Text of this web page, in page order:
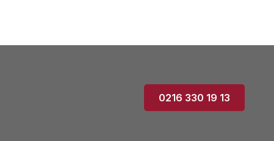
0216 330 19 13